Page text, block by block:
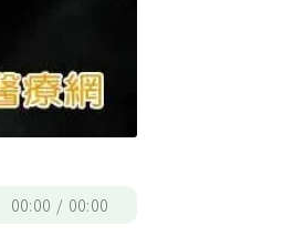
00:00 00:00